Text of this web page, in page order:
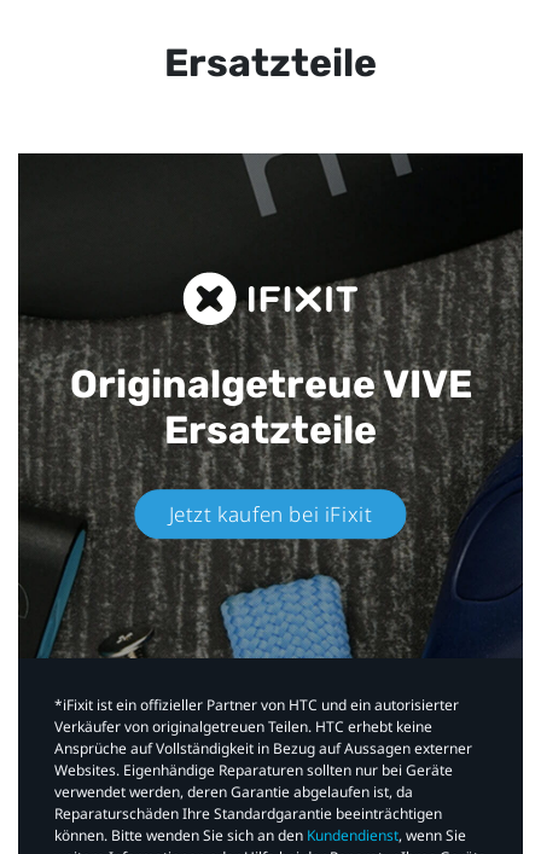
Ersatzteile
Originalgetreue VIVE
Ersatzteile
Jetzt kaufen bei iFixit​
*iFixit ist ein offizieller Partner von HTC und ein autorisierter
Verkäufer von originalgetreuen Teilen. HTC erhebt keine
Ansprüche auf Vollständigkeit in Bezug auf Aussagen externer
Websites. Eigenhändige Reparaturen sollten nur bei Geräte
verwendet werden, deren Garantie abgelaufen ist, da
Reparaturschäden Ihre Standardgarantie beeinträchtigen
können. Bitte wenden Sie sich an den Kundendienst, wenn Sie